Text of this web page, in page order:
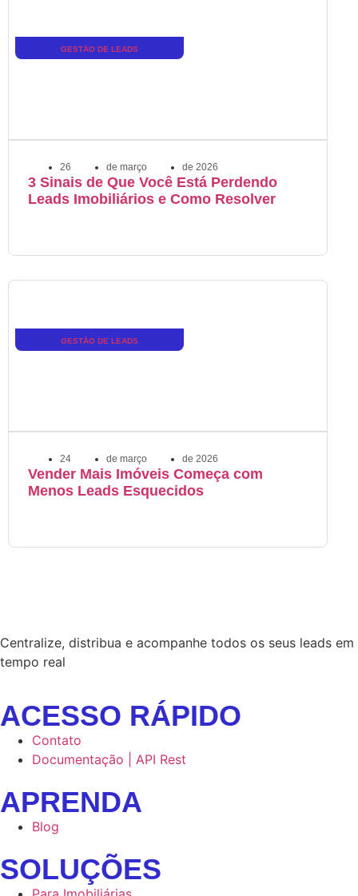
GESTÃO DE LEADS
26 de março de 2026
3 Sinais de Que Você Está Perdendo
Leads Imobiliários e Como Resolver
GESTÃO DE LEADS
24 de março de 2026
Vender Mais Imóveis Começa com
Menos Leads Esquecidos
Centralize, distribua e acompanhe todos os seus leads em
tempo real
ACESSO RÁPIDO
Contato
Documentação | API Rest
APRENDA
Blog
SOLUÇÕES